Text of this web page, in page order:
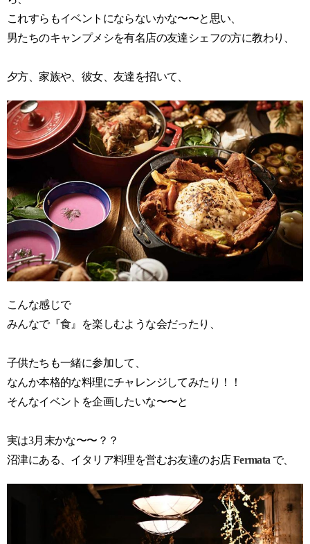
これすらもイベントにならないかな〜〜と思い、
男たちのキャンプメシを有名店の友達シェフの方に教わり、
夕方、家族や、彼女、友達を招いて、
こんな感じで
みんなで『食』を楽しむような会だったり、
子供たちも一緒に参加して、
なんか本格的な料理にチャレンジしてみたり！！
そんなイベントを企画したいな〜〜と
実は3月末かな〜〜？？
沼津にある、イタリア料理を営むお友達のお店Fermata で、